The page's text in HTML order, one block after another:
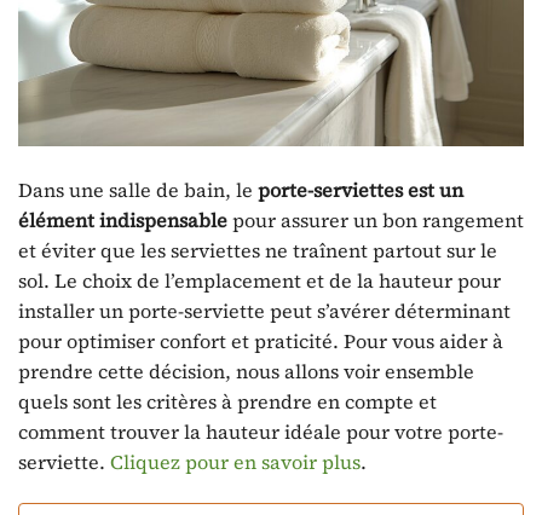
Dans une salle de bain, le porte-serviettes est un
élément indispensablepour assurer un bon rangement
et éviter que les serviettes ne traînent partout sur le
sol. Le choix de l’emplacement et de la hauteur pour
installer un porte-serviette peut s’avérer déterminant
pour optimiser confort et praticité. Pour vous aider à
prendre cette décision, nous allons voir ensemble
quels sont les critères à prendre en compte et
comment trouver la hauteur idéale pour votre porte-
serviette. Cliquez pour en savoir plus.